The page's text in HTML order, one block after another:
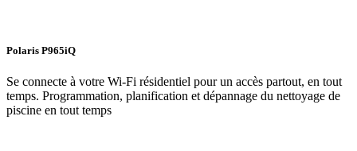
Polaris P965iQ
Se connecte à votre Wi-Fi résidentiel pour un accès partout, en tout
temps. Programmation, planification et dépannage du nettoyage de
piscine en tout temps